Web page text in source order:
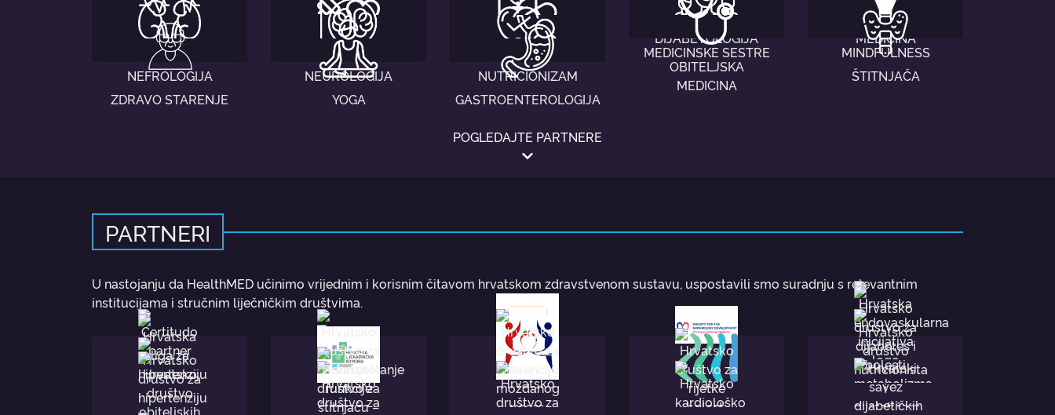
ARTERIJSKA
HIPERTENZIJA
BOLESTI
METABOLIZMA I
DEBLJINA
DJECA I
ADOLESCENTI
ENDOKRINOLOGIJA,
DIJABETOLOGIJA
INTENZIVNA
MEDICINA
KARDIOLOGIJA
KINEZIOLOGIJA LJEKARNICI MEDICINSKE SESTRE
MINDFULNESS
NEFROLOGIJA
NEUROLOGIJA NUTRICIONIZAM
OBITELJSKA
MEDICINA
ŠTITNJAČA
ZDRAVO STARENJE
YOGA GASTROENTEROLOGIJA
POGLEDAJTE PARTNERE
PARTNERI
U nastojanju da HealthMED učinimo vrijednim i korisnim čitavom hrvatskom zdravstvenom sustavu, uspostavili smo suradnju s relevantnim
institucijama i stručnim liječničkim društvima.
Certitudo partner
CRO-COT
Društvo nastavnika
opće-obiteljske
Društvo za razvitak
nefrologije "prof. dr.
Milovan R."
Hrvatska
endovaskularna
Hrvatska ljekarnička
Hrvatska udruga za
Hrvatsko društvo za